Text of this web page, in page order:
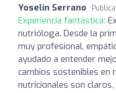
Yoselin Serrano
Experiencia fantástica:
nutrióloga. Desde la
muy profesional,
ayudado a entender
cambios sostenibles en
nutricionales son